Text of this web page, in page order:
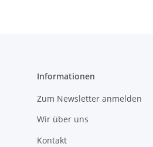
Informationen
Zum Newsletter anmelden
Wir über uns
Kontakt